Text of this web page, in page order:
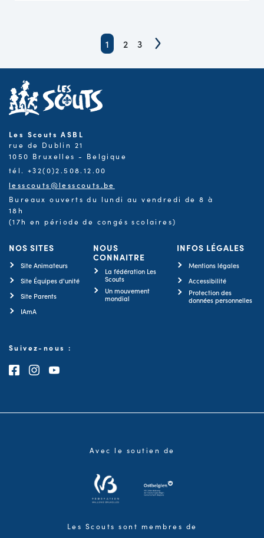
1 2 3
Les Scouts ASBL
rue de Dublin 21
1050 Bruxelles - Belgique
tél. +32(0)2.508.12.00
lesscouts@lesscouts.be
Bureaux ouverts du lundi au vendredi de 8 à
18h
(17h en période de congés scolaires)
NOS SITES
Site Animateurs
Site Équipes d'unité
Site Parents
IAmA
NOUS
CONNAITRE
La fédération Les
Scouts
Un mouvement
mondial
INFOS LÉGALES
Mentions légales
Accessibilité
Protection des
données personnelles
Suivez-nous :
Consultez notre page Facebook
Consultez notre page Instagram
Consultez notre chaîne Youtube
Avec le soutien de
Les Scouts sont membres de